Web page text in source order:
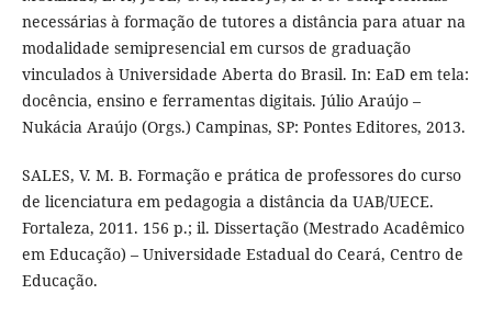
necessárias à formação de tutores a distância para atuar na
modalidade semipresencial em cursos de graduação
vinculados à Universidade Aberta do Brasil. In: EaD em tela:
docência, ensino e ferramentas digitais. Júlio Araújo –
Nukácia Araújo (Orgs.) Campinas, SP: Pontes Editores, 2013.
SALES, V. M. B. Formação e prática de professores do curso
de licenciatura em pedagogia a distância da UAB/UECE.
Fortaleza, 2011. 156 p.; il. Dissertação (Mestrado Acadêmico
em Educação) – Universidade Estadual do Ceará, Centro de
Educação.